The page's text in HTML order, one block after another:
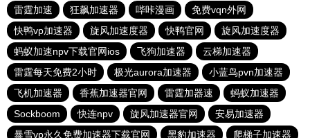
雷霆加速
狂飙加速器 哔咔漫画
免费vqn外网
快鸭vp加速器
旋风加速度器 快鸭官网
旋风加速度器
蚂蚁加速npv下载官网ios
飞狗加速器
云梯加速器
雷霆每天免费2小时
极光aurora加速器
小蓝鸟pvn加速器
飞机加速器
香蕉加速器官网 雷霆加器速
蚂蚁加速器
Sockboom
快连npv 旋风加速器官网
安易加速器
暴雪vp永久免费加速器下载官网
黑豹加速器
爬梯子加速器